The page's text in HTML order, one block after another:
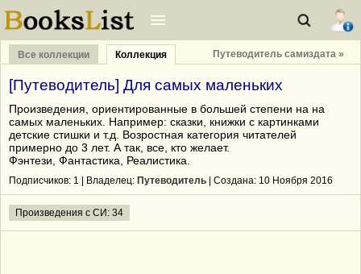
Все коллекции Коллекция Путеводитель самиздата »
[Путеводитель] Для самых маленьких
Произведения, ориентированные в большей степени на на
самых маленьких. Например: сказки, книжки с картинками
детские стишки и т.д. Возростная категория читателей
примерно до 3 лет. А так, все, кто желает.
Фэнтези, Фантастика, Реалистика.
Подписчиков: 1 | Владелец: Путеводитель | Cоздана: 10 Ноября 2016
Произведения с СИ: 34